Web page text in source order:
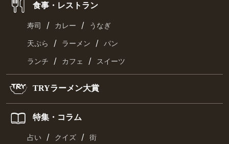
食事・レストラン
寿司 / カレー / うなぎ
天ぷら / ラーメン / パン
ランチ / カフェ / スイーツ
TRYラーメン大賞
特集・コラム
占い / クイズ / 街